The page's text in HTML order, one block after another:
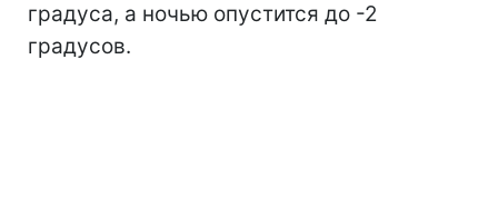
градуса, а ночью опустится до -2
градусов.